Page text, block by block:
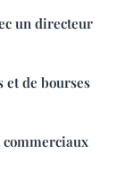
un directeur
et de bourses
commerciaux